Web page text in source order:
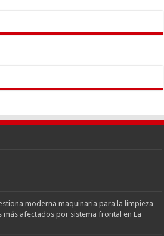
moderna maquinaria para la limpieza
más afectados por sistema frontal en La